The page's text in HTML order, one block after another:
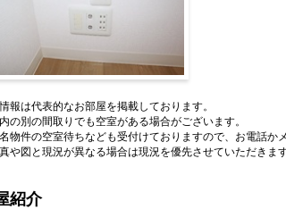
報は代表的なお部屋を掲載しております。
の別の間取りでも空室がある場合がございます。
物件の空室待ちなども受付けておりますので、お電話か
や図と現況が異なる場合は現況を優先させていただきます
紹介